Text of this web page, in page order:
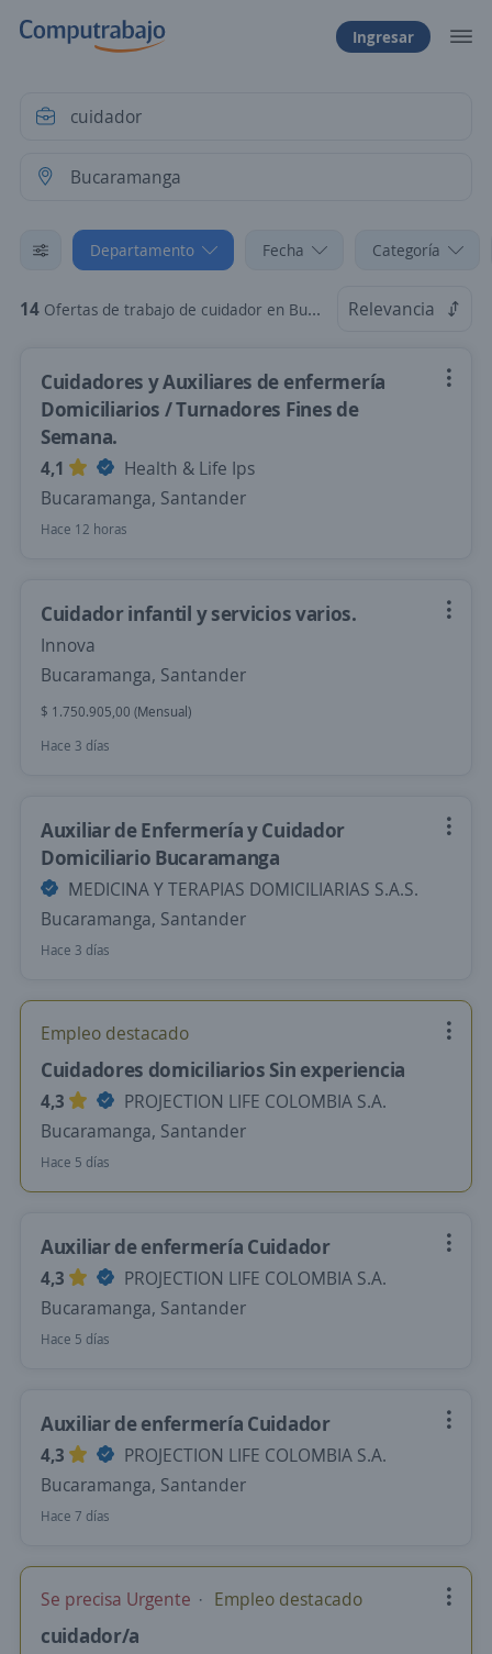
Ingresar
Departamento Fecha Categoría
14 Ofertas de trabajo de cuidador en Bucaramanga, Santander Relevancia
Cuidadores y Auxiliares de enfermería
Domiciliarios / Turnadores Fines de
Semana.
4,1
Health & Life Ips
Bucaramanga, Santander
Hace 12 horas
Cuidador infantil y servicios varios.
Innova
Bucaramanga, Santander
$ 1.750.905,00 (Mensual)
Hace 3 días
Auxiliar de Enfermería y Cuidador
Domiciliario Bucaramanga
MEDICINA Y TERAPIAS DOMICILIARIAS S.A.S.
Bucaramanga, Santander
Hace 3 días
Empleo destacado
Cuidadores domiciliarios Sin experiencia
4,3
PROJECTION LIFE COLOMBIA S.A.
Bucaramanga, Santander
Hace 5 días
Auxiliar de enfermería Cuidador
4,3
PROJECTION LIFE COLOMBIA S.A.
Bucaramanga, Santander
Hace 5 días
Auxiliar de enfermería Cuidador
4,3
PROJECTION LIFE COLOMBIA S.A.
Bucaramanga, Santander
Hace 7 días
Se precisa Urgente Empleo destacado
cuidador/a